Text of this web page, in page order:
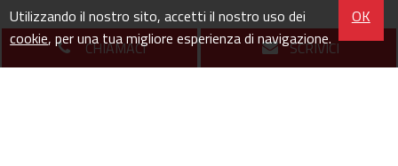
CHIAMACI SCRIVICI
Utilizzando il nostro sito, accetti il nostro uso dei
cookie, per una tua migliore esperienza di navigazione.
OK